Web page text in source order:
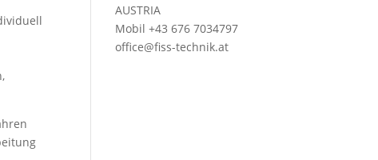
AUSTRIA
Mobil +43 676 7034797
office@fiss-technik.at